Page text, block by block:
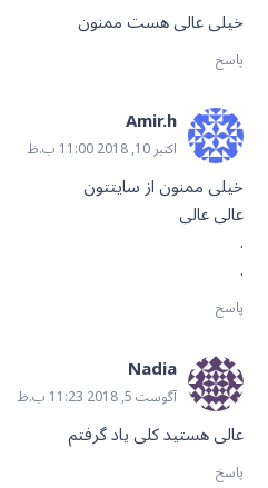
خیلی عالی هست ممنون
پاسخ
Amir.h
اکتبر 10, 2018 11:00 ب.ظ
خیلی ممنون از سایتتون
عالی عالی
.
.
پاسخ
Nadia
آگوست 5, 2018 11:23 ب.ظ
عالی هستید کلی یاد گرفتم
پاسخ